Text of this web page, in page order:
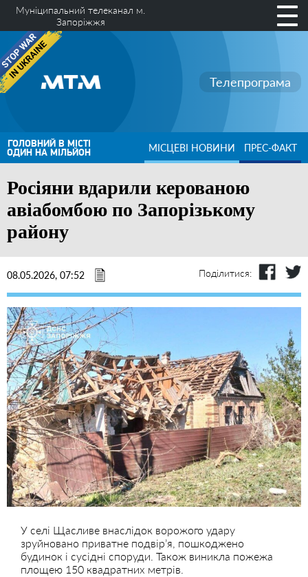
Муніципальний телеканал м.
Запоріжжя
Телепрограма
ГОЛОВНИЙ В МІСТІ
ОДИН НА МІЛЬЙОН МІСЦЕВІ НОВИНИ ПРЕС-ФАКТ
Росіяни вдарили керованою
авіабомбою по Запорізькому
району
08.05.2026, 07:52 Поділитися:
У селі Щасливе внаслідок ворожого удару
зруйновано приватне подвір’я, пошкоджено
будинок і сусідні споруди. Також виникла пожежа
площею 150 квадратних метрів.